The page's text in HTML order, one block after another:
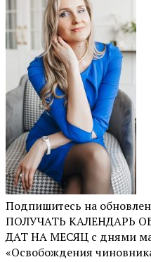
Подпишитесь на
ПОЛУЧАТЬ КАЛЕНДАРЬ
ДАТ НА МЕСЯЦ с днями
«Освобождения